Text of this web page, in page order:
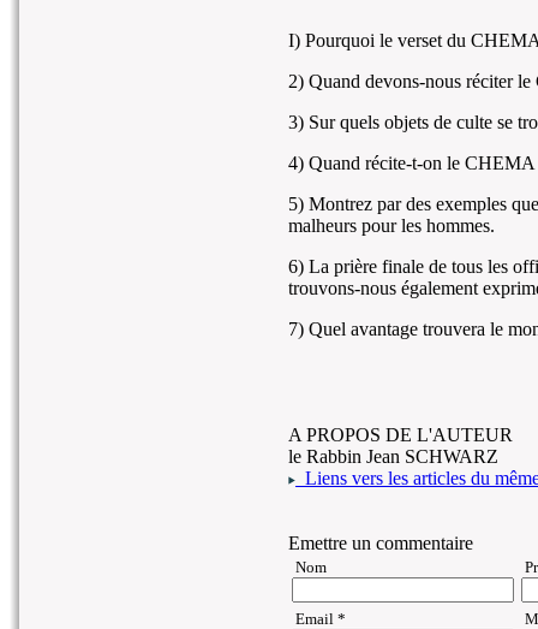
I) Pourquoi le verset du
2) Quand devons-nous réciter
3) Sur quels objets de culte se
4) Quand récite-t-on le
5) Montrez par des exemples
malheurs pour les hommes.
6) La prière finale de tous les
trouvons-nous également
7) Quel avantage trouvera le
A PROPOS DE L'AUTEUR
le Rabbin Jean SCHWARZ
Liens vers les articles du
Emettre un commentaire
Nom
Email *